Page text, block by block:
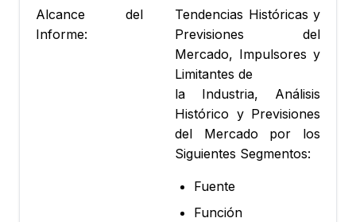
Alcance del
Informe:
Tendencias Históricas y
Previsiones del
Mercado, Impulsores y
Limitantes de
la Industria, Análisis
Histórico y Previsiones
del Mercado por los
Siguientes Segmentos:
Fuente
Función